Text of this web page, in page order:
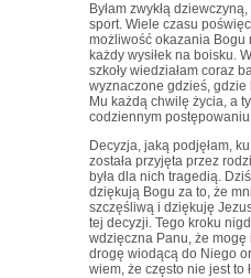
Byłam zwykłą
sport. Wiele czasu
możliwość okazania Bogu
każdy wysiłek na boisku.
szkoły wiedziałam coraz
wyznaczone gdzieś, gdzie
Mu każdą chwilę życia, a
codziennym
Decyzja, jaką podjęłam,
została przyjęta przez
była dla nich tragedią.
dziękują Bogu za to, że
szczęśliwą i dziękuję
tej decyzji. Tego kroku
wdzięczna Panu, że
drogę wiodącą do Niego
wiem, że często nie jest to